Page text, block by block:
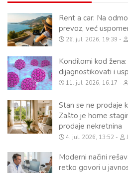
Rent a car: Na
prevoz, već
26. jul. 2026, 19:39
Kondilomi kod
dijagnostikovati i
11. jul. 2026, 16:17
Stan se ne prodaje
Zašto je home
prodaje nekretnina
4. jul. 2026, 13:52
Moderni načini
retko govori u